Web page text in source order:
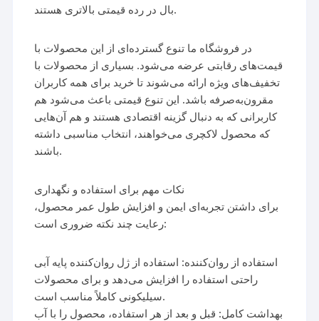
بال در رده قیمتی بالاتری هستند.
در فروشگاه ما تنوع گسترده‌ای از این محصولات با
قیمت‌های رقابتی عرضه می‌شود. بسیاری از محصولات با
تخفیف‌های ویژه ارائه می‌شوند تا خرید برای همه کاربران
مقرون‌به‌صرفه باشد. این تنوع قیمتی باعث می‌شود هم
کاربرانی که به دنبال گزینه اقتصادی هستند و هم آن‌هایی
که محصول لاکچری می‌خواهند، انتخاب مناسبی داشته
باشند.
نکات مهم برای استفاده و نگهداری
برای داشتن تجربه‌ای ایمن و افزایش طول عمر محصول،
رعایت چند نکته ضروری است:
استفاده از روان‌کننده: استفاده از ژل روان‌کننده پایه آبی
راحتی استفاده را افزایش می‌دهد و برای محصولات
سیلیکونی کاملاً مناسب است.
بهداشت کامل: قبل و بعد از هر استفاده، محصول را با آب